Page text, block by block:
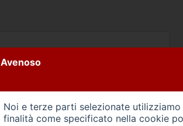
Avenoso
Noi e terze parti selezionate
finalità come specificato nella cookie